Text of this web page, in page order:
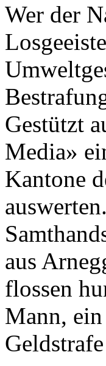
Wer der
Gestützt
Media»
Kantone
aus
flossen
Mann,